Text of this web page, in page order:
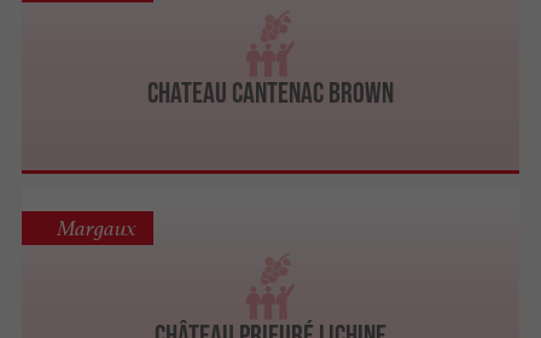
Chateau Cantenac Brown
Margaux